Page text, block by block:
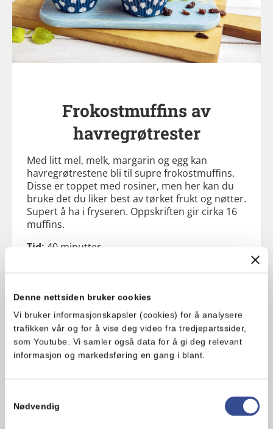
Denne nettsiden bruker cookies
Vi bruker informasjonskapsler (cookies) for å analysere
trafikken vår og for å vise deg video fra tredjepartssider,
som Youtube. Vi samler også data for å gi deg relevant
informasjon og markedsføring en gang i blant.
Nødvendig
Frokostmuffins av
havregrøtrester
Med litt mel, melk, margarin og egg kan
havregrøtrestene bli til supre frokostmuffins.
Disse er toppet med rosiner, men her kan du
bruke det du liker best av tørket frukt og nøtter.
Supert å ha i fryseren. Oppskriften gir cirka 16
muffins.
Tid: 40 minutter
Få oppskriften her